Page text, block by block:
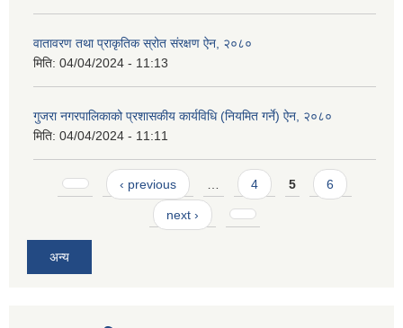
वातावरण तथा प्राकृतिक स्रोत संरक्षण ऐन, २०८०
मिति: 04/04/2024 - 11:13
गुजरा नगरपालिकाको प्रशासकीय कार्यविधि (नियमित गर्ने) ऐन, २०८०
मिति: 04/04/2024 - 11:11
Pages ‹ previous … 4 5 6
next ›
अन्य